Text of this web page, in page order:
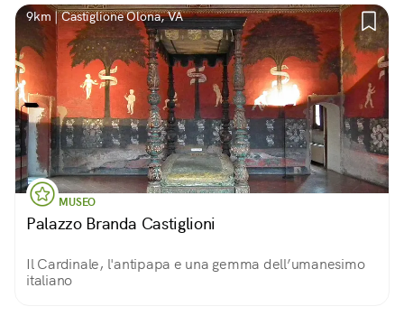
9km | Castiglione Olona, VA
MUSEO
Palazzo Branda Castiglioni
Il Cardinale, l'antipapa e una gemma dell’umanesimo
italiano